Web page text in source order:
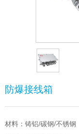
防爆接线箱
材料：铸铝/碳钢/不锈钢